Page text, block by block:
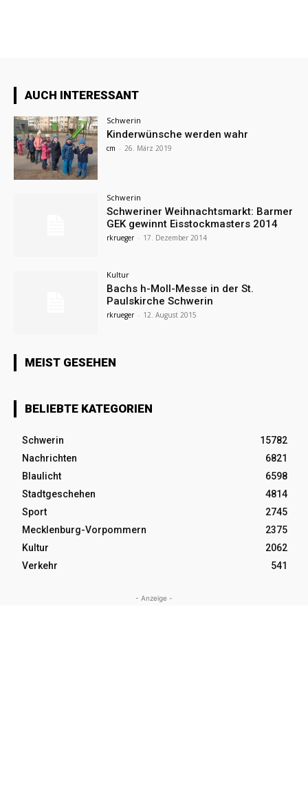
AUCH INTERESSANT
Schwerin
Kinderwünsche werden wahr
cm - 26. März 2019
Schwerin
Schweriner Weihnachtsmarkt: Barmer
GEK gewinnt Eisstockmasters 2014
rkrueger - 17. Dezember 2014
Kultur
Bachs h-Moll-Messe in der St.
Paulskirche Schwerin
rkrueger - 12. August 2015
MEIST GESEHEN
BELIEBTE KATEGORIEN
Schwerin
15782
Nachrichten
6821
Blaulicht
6598
Stadtgeschehen
4814
Sport
2745
Mecklenburg-Vorpommern
2375
Kultur
2062
Verkehr
541
- Anzeige -